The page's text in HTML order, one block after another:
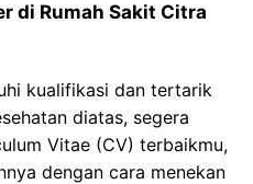
di Rumah Sakit Citra
kualifikasi dan tertarik
diatas, segera
Vitae (CV) terbaikmu,
dengan cara menekan